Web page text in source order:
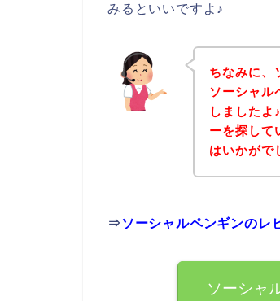
みるといいですよ♪
ちなみに、
ソーシャル
しましたよ
ーを探して
はいかがで
⇒ ソーシャルペンギンのレ
ソーシャ